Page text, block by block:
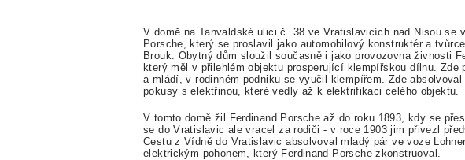
V domě na Tanvaldské ulici č. 38 ve Vratislavicích nad Nisou se
Porsche, který se proslavil jako automobilový konstruktér a
Brouk. Obytný dům sloužil současně i jako provozovna živnosti
který měl v přilehlém objektu prosperující klempířskou dílnu. Zde
a mládí, v rodinném podniku se vyučil klempířem. Zde
pokusy s elektřinou, které vedly až k elektrifikaci celého objektu.
V tomto domě žil Ferdinand Porsche až do roku 1893, kdy se
se do Vratislavic ale vracel za rodiči - v roce 1903 jim přivezl
Cestu z Vídně do Vratislavic absolvoval mladý pár ve voze
elektrickým pohonem, který Ferdinand Porsche zkonstruoval.